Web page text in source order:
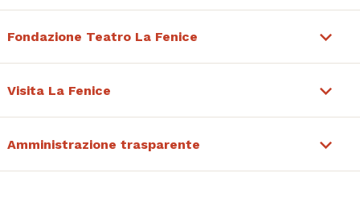
Fondazione Teatro La Fenice
Visita La Fenice
Amministrazione trasparente